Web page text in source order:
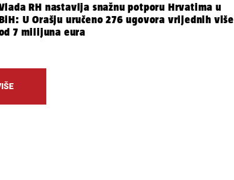
RH nastavlja snažnu potporu Hrvatima u
U Orašju uručeno 276 ugovora vrijednih više
7 milijuna eura